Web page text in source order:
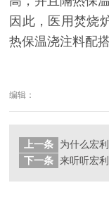
因此，医用焚烧
热保温浇注料配
编辑：
上一条
下一条